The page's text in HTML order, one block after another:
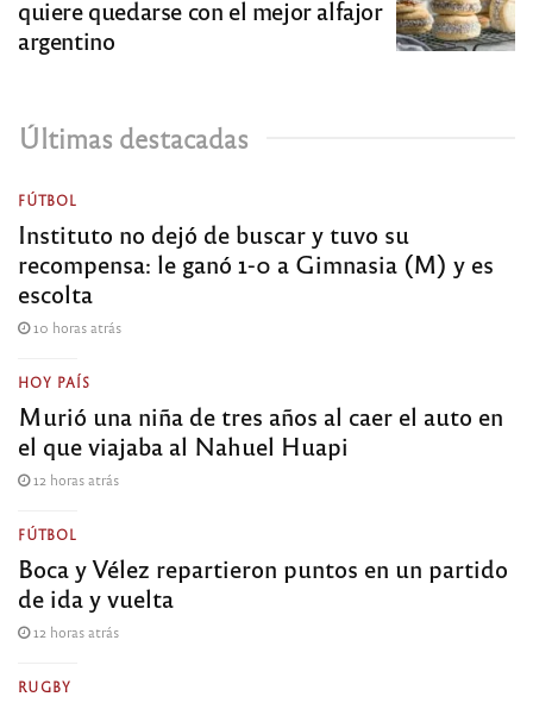
quiere quedarse con el mejor alfajor
argentino
Últimas destacadas
FÚTBOL
Instituto no dejó de buscar y tuvo su
recompensa: le ganó 1-0 a Gimnasia (M) y es
escolta
10 horas atrás
HOY PAÍS
Murió una niña de tres años al caer el auto en
el que viajaba al Nahuel Huapi
12 horas atrás
FÚTBOL
Boca y Vélez repartieron puntos en un partido
de ida y vuelta
12 horas atrás
RUGBY